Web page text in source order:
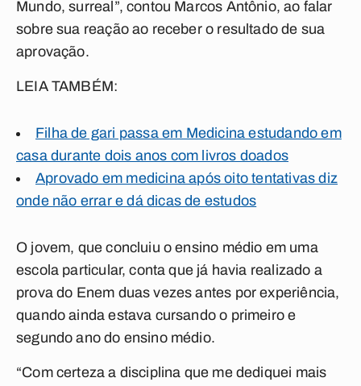
Mundo, surreal”, contou Marcos Antônio, ao falar
sobre sua reação ao receber o resultado de sua
aprovação.
LEIA TAMBÉM:
Filha de gari passa em Medicina estudando em
casa durante dois anos com livros doados
Aprovado em medicina após oito tentativas diz
onde não errar e dá dicas de estudos
O jovem, que concluiu o ensino médio em uma
escola particular, conta que já havia realizado a
prova do Enem duas vezes antes por experiência,
quando ainda estava cursando o primeiro e
segundo ano do ensino médio.
“Com certeza a disciplina que me dediquei mais